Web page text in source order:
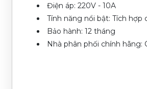
Điện áp: 220V - 10A
Tính năng nổi bật: Tích hợp
Bảo hành: 12 tháng
Nhà phân phối chính hãng: